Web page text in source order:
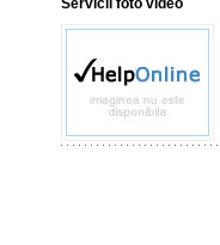
Servicii foto video